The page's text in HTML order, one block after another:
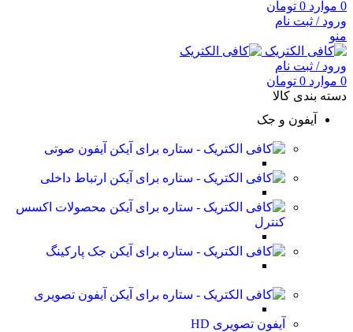
0 موارد 0 تومان
ورود / ثبت نام
منو
ورود / ثبت نام
0 موارد 0 تومان
دسته بندی کالا
آیفون و جک
آیفون صوتی
ارتباط داخلی
محصولات اکسس
کنترل
جک پارکینگ
آیفون تصویری
آیفون تصویری HD